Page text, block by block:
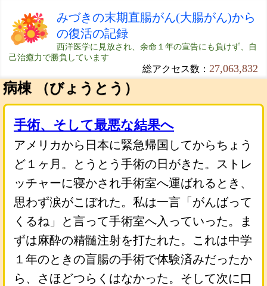
みづきの末期直腸がん(大腸がん)から
の復活の記録
西洋医学に見放され、余命１年の宣告にも負けず、自
己治癒力で勝負しています
総アクセス数： 27,063,832
病棟 （びょうとう）
手術、そして最悪な結果へ
アメリカから日本に緊急帰国してからちょう
ど１ヶ月。とうとう手術の日がきた。ストレ
ッチャーに寝かされ手術室へ運ばれるとき、
思わず涙がこぼれた。私は一言「がんばって
くるね」と言って手術室へ入っていった。ま
ずは麻酔の精髄注射を打たれた。これは中学
１年のときの盲腸の手術で体験済みだったか
ら、さほどつらくはなかった。そして次に口